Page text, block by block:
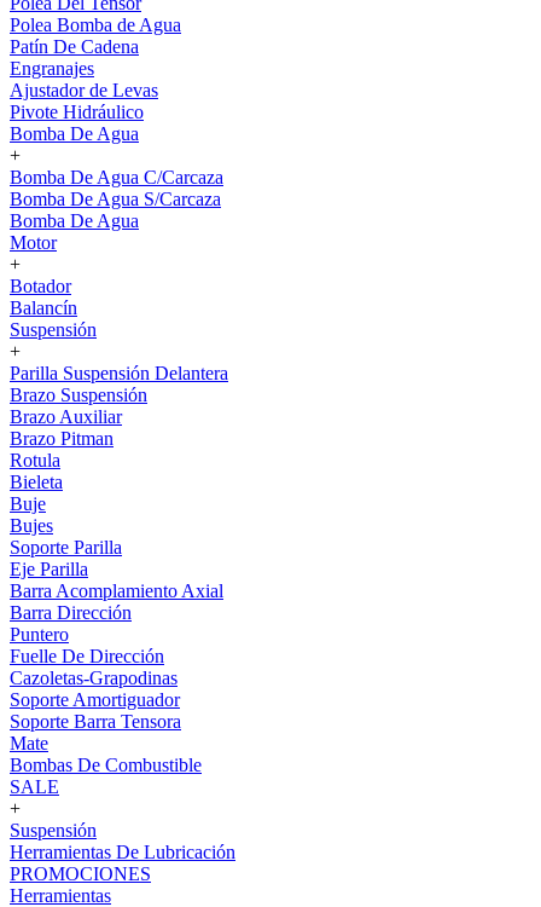
Polea Bomba de Agua
Patín De Cadena
Engranajes
Ajustador de Levas
Pivote Hidráulico
Bomba De Agua
+
Bomba De Agua C/Carcaza
Bomba De Agua S/Carcaza
Bomba De Agua
Motor
+
Botador
Balancín
Suspensión
+
Parilla Suspensión Delantera
Brazo Suspensión
Brazo Auxiliar
Brazo Pitman
Rotula
Bieleta
Buje
Bujes
Soporte Parilla
Eje Parilla
Barra Acomplamiento Axial
Barra Dirección
Puntero
Fuelle De Dirección
Cazoletas-Grapodinas
Soporte Amortiguador
Soporte Barra Tensora
Mate
Bombas De Combustible
SALE
+
Suspensión
Herramientas De Lubricación
PROMOCIONES
Herramientas